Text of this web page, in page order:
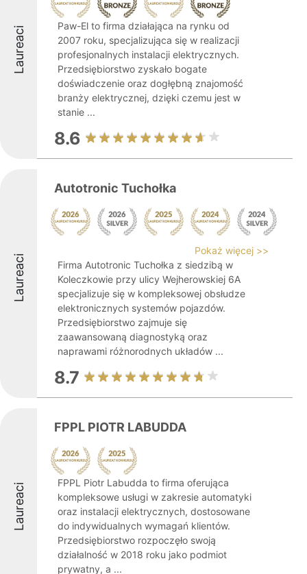
Laureaci
Paw-El to firma działająca na rynku od
2007 roku, specjalizująca się w realizacji
profesjonalnych instalacji elektrycznych.
Przedsiębiorstwo zyskało bogate
doświadczenie oraz dogłębną znajomość
branży elektrycznej, dzięki czemu jest w
stanie ...
8.6
Laureaci
Autotronic Tuchołka
Pokaż więcej >>
Firma Autotronic Tuchołka z siedzibą w
Koleczkowie przy ulicy Wejherowskiej 6A
specjalizuje się w kompleksowej obsłudze
elektronicznych systemów pojazdów.
Przedsiębiorstwo zajmuje się
zaawansowaną diagnostyką oraz
naprawami różnorodnych układów ...
8.7
Laureaci
FPPL PIOTR LABUDDA
FPPL Piotr Labudda to firma oferująca
kompleksowe usługi w zakresie automatyki
oraz instalacji elektrycznych, dostosowane
do indywidualnych wymagań klientów.
Przedsiębiorstwo rozpoczęło swoją
działalność w 2018 roku jako podmiot
prywatny, a ...